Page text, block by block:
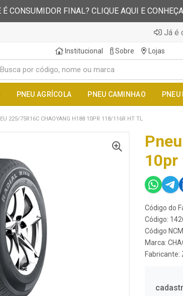
É CONSUMIDOR FINAL? CLIQUE AQUI E
Já é
Institucional Sobre Lojas
PNEU AGRÍCOLA PNEU CAMINHAO PNEU
225/75R16C CHAOYANG H188 10PR 118/116R HT TL
10pr
Código do
Código:
Código
Marca:
Fabricante: